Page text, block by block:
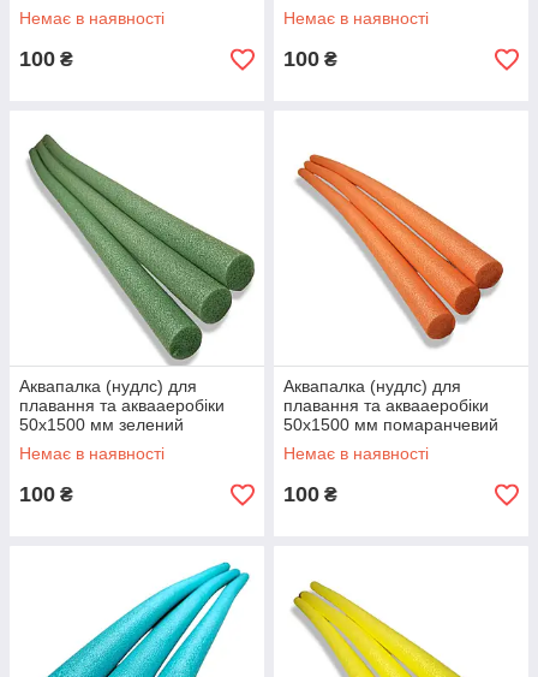
Немає в наявності
100 ₴
Немає в наявності
100 ₴
Аквапалка (нудлс) для
плавання та аквааеробіки
50х1500 мм зелений
Немає в наявності
100 ₴
Аквапалка (нудлс) для
плавання та аквааеробіки
50х1500 мм помаранчевий
Немає в наявності
100 ₴